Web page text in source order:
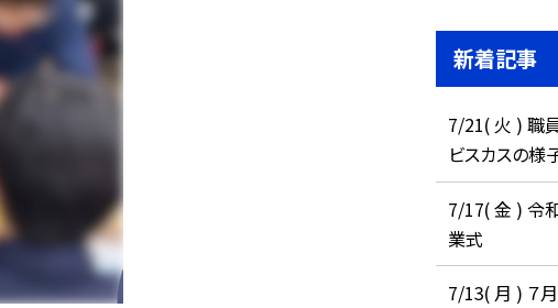
新着記事
7/21( 火 ) 職
ビスカスの様
7/17( 金 ) 令
業式
7/13( 月 ) ７